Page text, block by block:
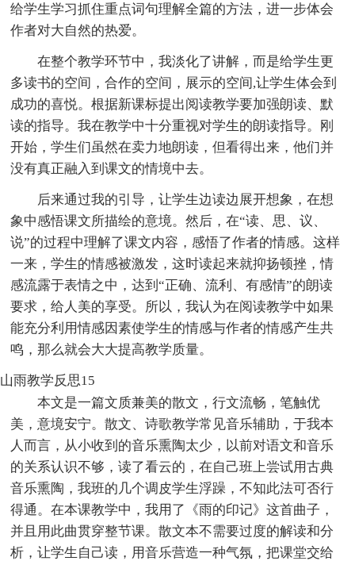
给学生学习抓住重点词句理解全篇的方法，进一步体会
作者对大自然的热爱。
在整个教学环节中，我淡化了讲解，而是给学生更
多读书的空间，合作的空间，展示的空间,让学生体会到
成功的喜悦。根据新课标提出阅读教学要加强朗读、默
读的指导。我在教学中十分重视对学生的朗读指导。刚
开始，学生们虽然在卖力地朗读，但看得出来，他们并
没有真正融入到课文的情境中去。
后来通过我的引导，让学生边读边展开想象，在想
象中感悟课文所描绘的意境。然后，在“读、思、议、
说”的过程中理解了课文内容，感悟了作者的情感。这样
一来，学生的情感被激发，这时读起来就抑扬顿挫，情
感流露于表情之中，达到“正确、流利、有感情”的朗读
要求，给人美的享受。所以，我认为在阅读教学中如果
能充分利用情感因素使学生的情感与作者的情感产生共
鸣，那么就会大大提高教学质量。
山雨教学反思15
本文是一篇文质兼美的散文，行文流畅，笔触优
美，意境安宁。散文、诗歌教学常见音乐辅助，于我本
人而言，从小收到的音乐熏陶太少，以前对语文和音乐
的关系认识不够，读了看云的，在自己班上尝试用古典
音乐熏陶，我班的几个调皮学生浮躁，不知此法可否行
得通。在本课教学中，我用了《雨的印记》这首曲子，
并且用此曲贯穿整节课。散文本不需要过度的解读和分
析，让学生自己读，用音乐营造一种气氛，把课堂交给